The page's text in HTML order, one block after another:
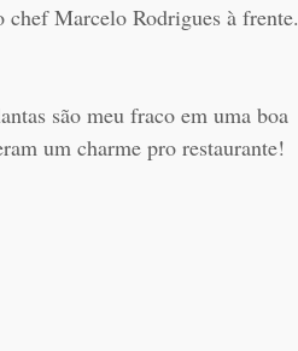
chef Marcelo Rodrigues à frente.
são meu fraco em uma boa
um charme pro restaurante!